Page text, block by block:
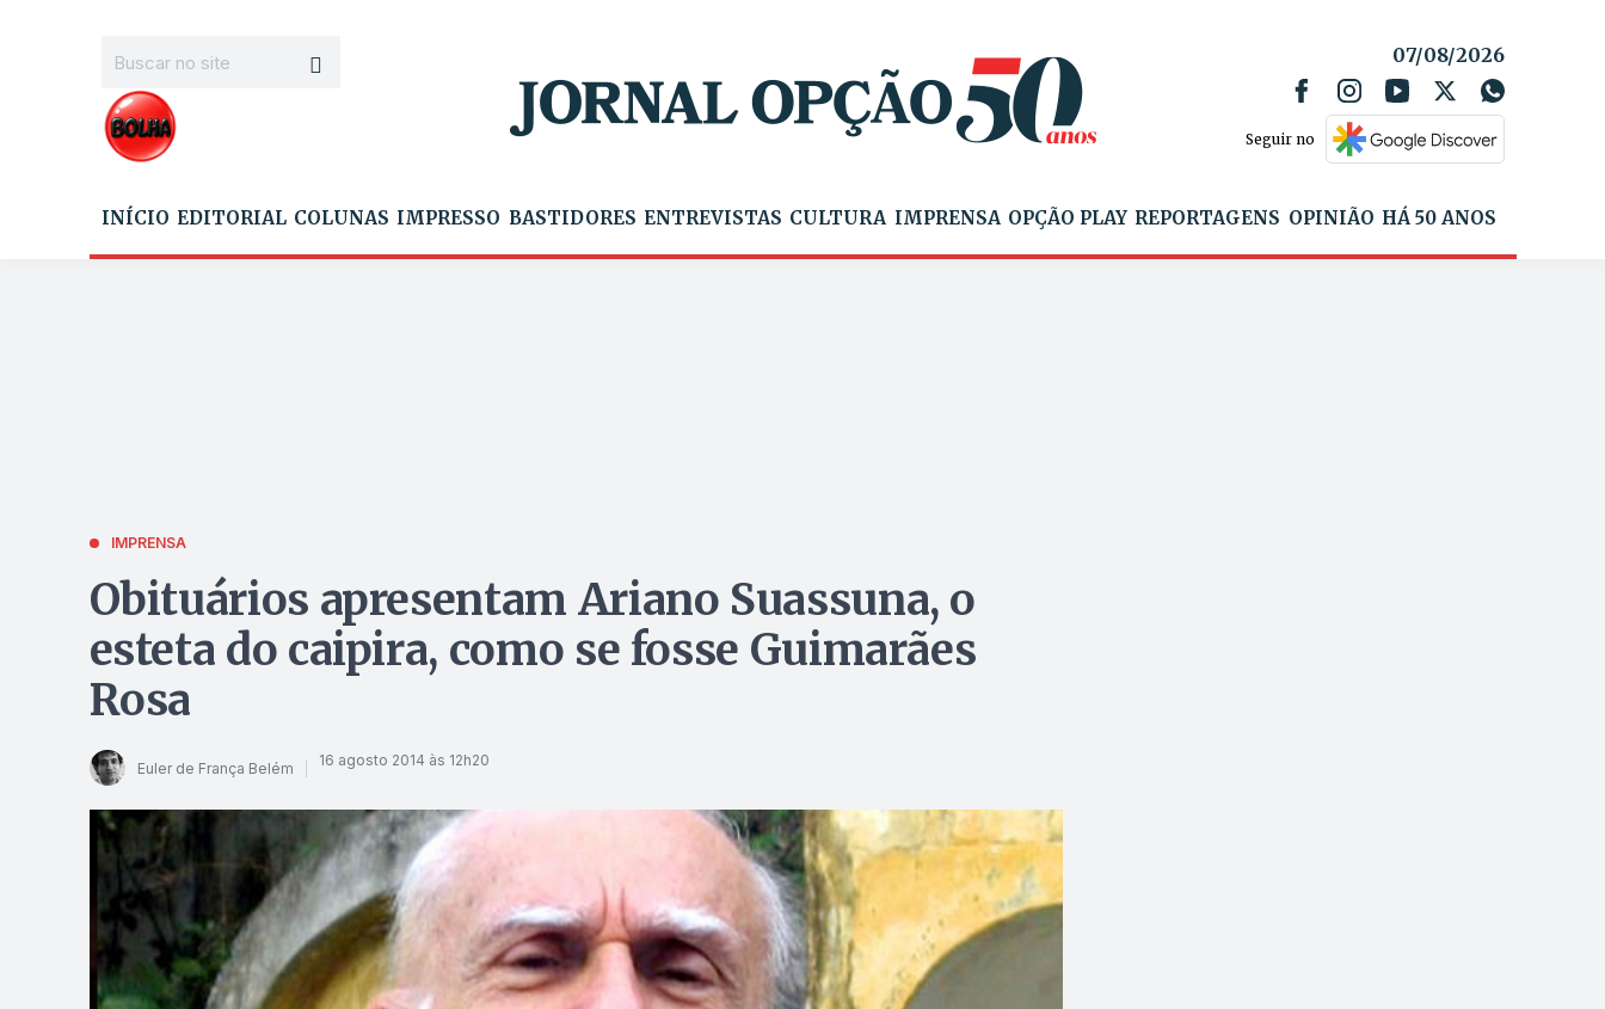
07/08/2026
Seguir no
INÍCIO EDITORIAL COLUNAS IMPRESSO BASTIDORES ENTREVISTAS CULTURA IMPRENSA OPÇÃO PLAY REPORTAGENS OPINIÃO HÁ 50 ANOS
IMPRENSA
Obituários apresentam Ariano Suassuna, o
esteta do caipira, como se fosse Guimarães
Rosa
Euler de França Belém 16 agosto 2014 às 12h20